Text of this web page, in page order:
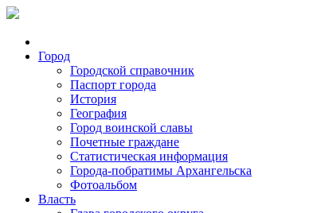
Город
Городской справочник
Паспорт города
История
География
Город воинской славы
Почетные граждане
Статистическая информация
Города-побратимы Архангельска
Фотоальбом
Власть